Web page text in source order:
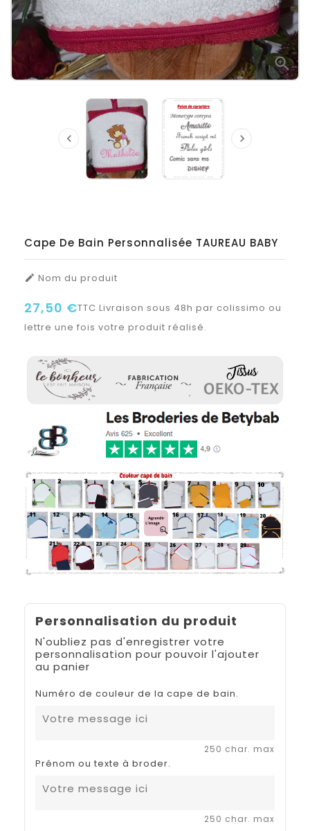

 
Cape De Bain Personnalisée TAUREAU BABY
 Nom du produit
27,50 €TTC Livraison sous 48h par colissimo ou
lettre une fois votre produit réalisé.
Personnalisation du produit
N'oubliez pas d'enregistrer votre
personnalisation pour pouvoir l'ajouter
au panier
Numéro de couleur de la cape de bain.
250 char. max
Prénom ou texte à broder.
250 char. max